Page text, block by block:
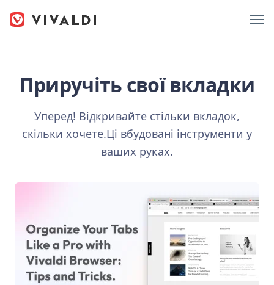
Приручіть свої вкладки
Уперед! Відкривайте стільки вкладок,
скільки хочете.Ці вбудовані інструменти у
ваших руках.